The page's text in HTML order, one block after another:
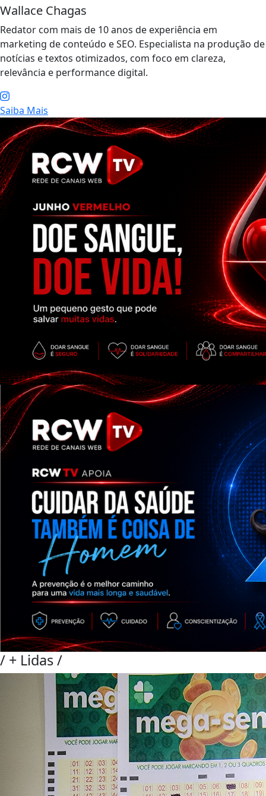
Wallace Chagas
Redator com mais de 10 anos de experiência em
marketing de conteúdo e SEO. Especialista na produção de
notícias e textos otimizados, com foco em clareza,
relevância e performance digital.
Saiba Mais
/ + Lidas/